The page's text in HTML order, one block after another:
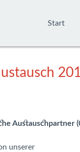
Start
Austauschpartner
unserer